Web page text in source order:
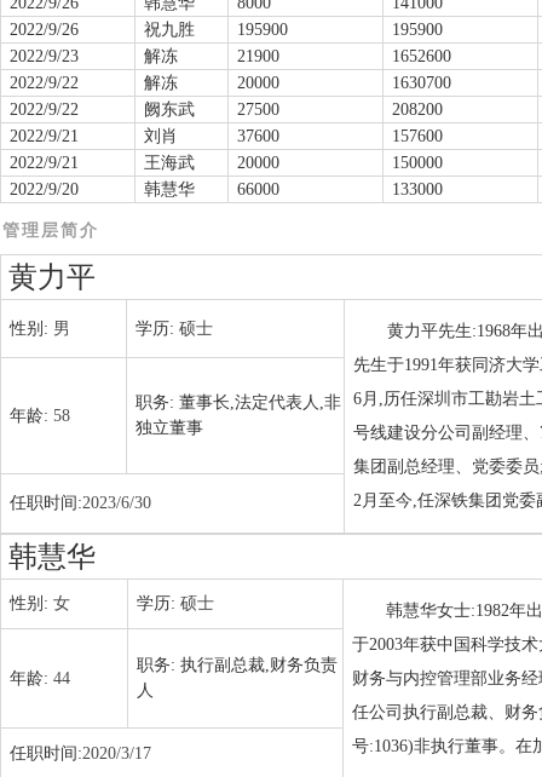
2022/9/26
祝九胜 195900
195900
2022/9/23
解冻 21900
1652600
2022/9/22
解冻 20000
1630700
2022/9/22
阙东武 27500
208200
2022/9/21
刘肖 37600
157600
2022/9/21
王海武 20000
150000
2022/9/20
韩慧华 66000 133000
管理层简介
黄力平
性别: 男 学历: 硕士
黄力平先生:1968年
先生于1991年获同济大
6月,历任深圳市工勘岩土
号线建设分公司副经理
集团副总经理、党委委
2月至今,任深铁集团党委
年龄: 58
职务: 董事长,法定代表人,非
独立董事
任职时间:2023/6/30
韩慧华
性别: 女 学历: 硕士
韩慧华女士:1982年
于2003年获中国科学技
财务与内控管理部业务
任公司执行副总裁、财
号:1036)非执行董事。在
年龄: 44
职务: 执行副总裁,财务负责
人
任职时间:2020/3/17